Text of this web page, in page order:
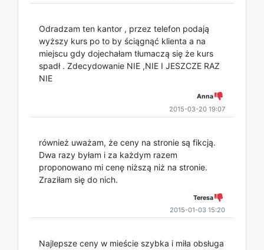
Odradzam ten kantor , przez telefon podają
wyższy kurs po to by ściągnąć klienta a na
miejscu gdy dojechałam tłumaczą się że kurs
spadł . Zdecydowanie NIE ,NIE I JESZCZE RAZ
NIE
Anna
2015-03-20 19:07
również uważam, że ceny na stronie są fikcją.
Dwa razy byłam i za każdym razem
proponowano mi cenę niższą niż na stronie.
Zraziłam się do nich.
Teresa
2015-01-03 15:20
Najlepsze ceny w mieście szybka i miła obsługa